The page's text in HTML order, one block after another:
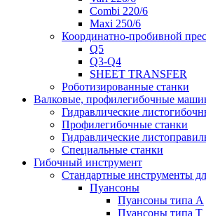
Combi 220/6
Maxi 250/6
Координатно-пробивной
Q5
Q3-Q4
SHEET TRANSFER
Роботизированные станки
Валковые, профилегибочные
Гидравлические
Профилегибочные станки
Гидравлические
Специальные станки
Гибочный инструмент
Стандартные инструменты
Пуансоны
Пуансоны типа A
Пуансоны типа T